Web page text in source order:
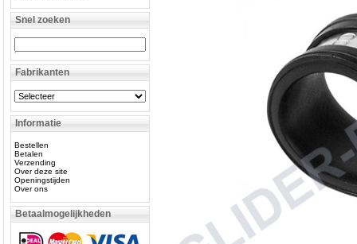
Snel zoeken
Fabrikanten
Informatie
Bestellen
Betalen
Verzending
Over deze site
Openingstijden
Over ons
Betaalmogelijkheden